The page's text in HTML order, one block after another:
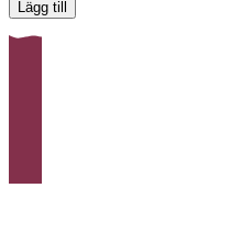
Lägg till